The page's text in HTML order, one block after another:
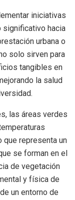
iniciativas
significativo hacia
urbana o
solo sirven para
tangibles en
la salud
las áreas verdes
que representa un
se forman en el
de vegetación
y física de
un entorno de